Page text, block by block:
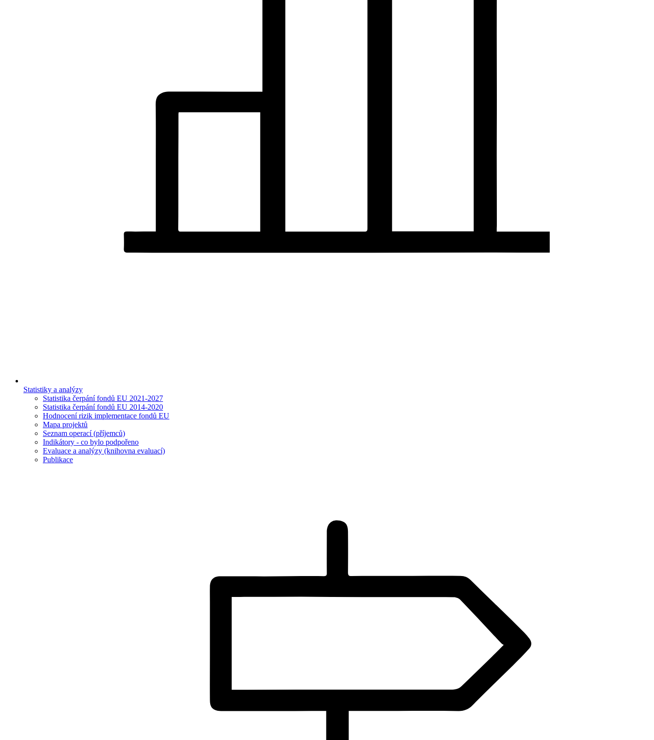
Statistiky a analýzy
Statistika čerpání fondů EU 2021-2027
Statistika čerpání fondů EU 2014-2020
Hodnocení rizik implementace fondů EU
Mapa projektů
Seznam operací (příjemců)
Indikátory - co bylo podpořeno
Evaluace a analýzy (knihovna evaluací)
Publikace